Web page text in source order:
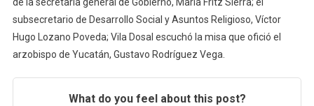
Mérida.
subsecretario de Desarrollo Social y Asuntos Religioso, Víctor
Hugo Lozano Poveda; Vila Dosal escuchó la misa que ofició el
arzobispo de Yucatán, Gustavo Rodríguez Vega.
What do you feel about this post?